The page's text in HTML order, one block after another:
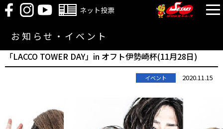
ネット投票
お知らせ・イベント
「LACCO TOWER DAY」in オフト伊勢崎杯(11月28日)
イベント 2020.11.15